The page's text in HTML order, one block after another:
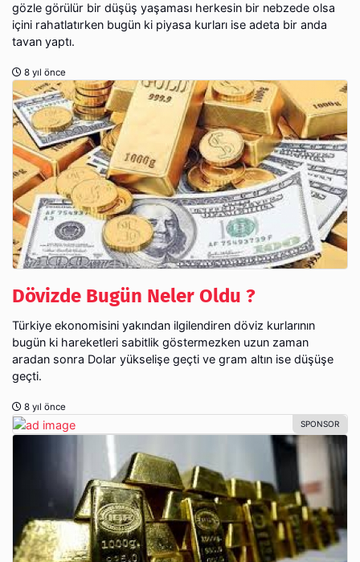
gözle görülür bir düşüş yaşaması herkesin bir nebzede olsa
içini rahatlatırken bugün ki piyasa kurları ise adeta bir anda
tavan yaptı.
8 yıl önce
Dövizde Bugün Neler Oldu ?
Türkiye ekonomisini yakından ilgilendiren döviz kurlarının
bugün ki hareketleri sabitlik göstermezken uzun zaman
aradan sonra Dolar yükselişe geçti ve gram altın ise düşüşe
geçti.
8 yıl önce